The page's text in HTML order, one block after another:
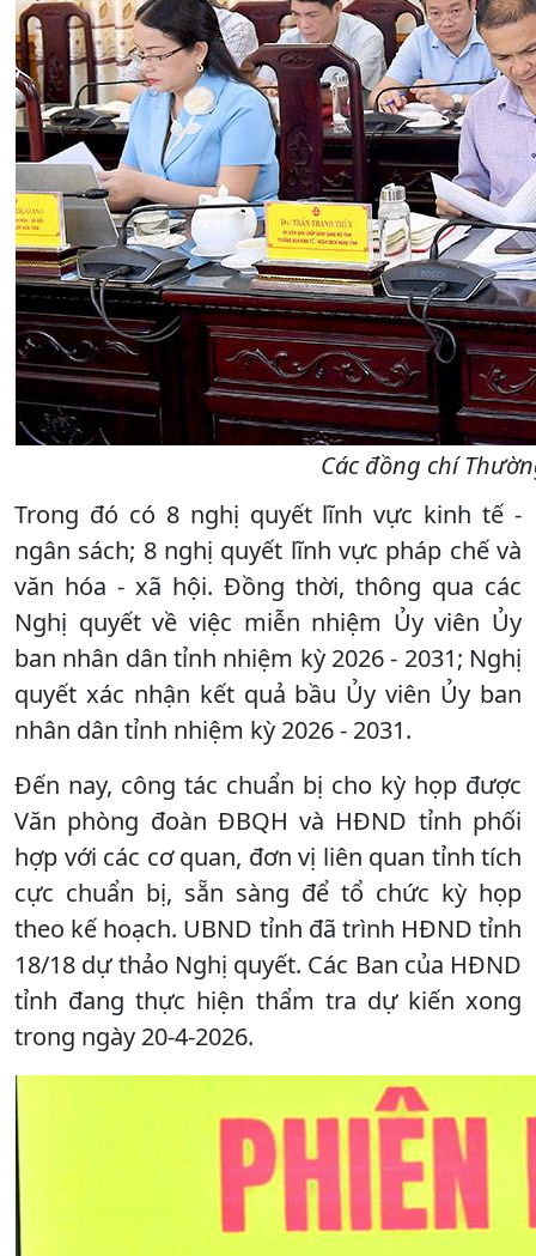
Các đồng chí
Trong đó có 8 nghị quyết lĩnh vực kinh tế -
ngân sách; 8 nghị quyết lĩnh vực pháp chế và
văn hóa - xã hội. Đồng thời, thông qua các
Nghị quyết về việc miễn nhiệm Ủy viên Ủy
ban nhân dân tỉnh nhiệm kỳ 2026 - 2031; Nghị
quyết xác nhận kết quả bầu Ủy viên Ủy ban
nhân dân tỉnh nhiệm kỳ 2026 - 2031.
Đến nay, công tác chuẩn bị cho kỳ họp được
Văn phòng đoàn ĐBQH và HĐND tỉnh phối
hợp với các cơ quan, đơn vị liên quan tỉnh tích
cực chuẩn bị, sẵn sàng để tổ chức kỳ họp
theo kế hoạch. UBND tỉnh đã trình HĐND tỉnh
18/18 dự thảo Nghị quyết. Các Ban của HĐND
tỉnh đang thực hiện thẩm tra dự kiến xong
trong ngày 20-4-2026.